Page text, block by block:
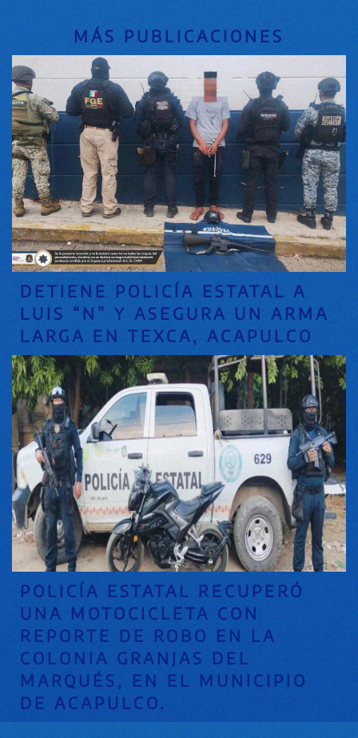
MÁS PUBLICACIONES
DETIENE POLICÍA ESTATAL A
LUIS “N” Y ASEGURA UN ARMA
LARGA EN TEXCA, ACAPULCO
POLICÍA ESTATAL RECUPERÓ
UNA MOTOCICLETA CON
REPORTE DE ROBO EN LA
COLONIA GRANJAS DEL
MARQUÉS, EN EL MUNICIPIO
DE ACAPULCO.